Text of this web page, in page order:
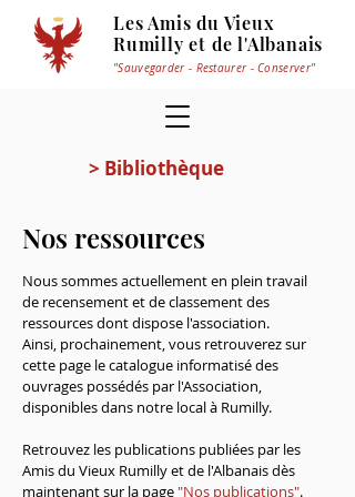
Les Amis du Vieux
Rumilly et de l'Albanais
"Sauvegarder - Restaurer - Conserver"
Nos ressources
Nous sommes actuellement en plein travail
de recensement et de classement des
ressources dont dispose l'association.
Ainsi, prochainement, vous retrouverez sur
cette page le catalogue informatisé des
ouvrages possédés par l'Association,
disponibles dans notre local à Rumilly.
Retrouvez les publications publiées par les
Amis du Vieux Rumilly et de l'Albanais dès
maintenant sur la page"Nos publications".
> Bibliothèque